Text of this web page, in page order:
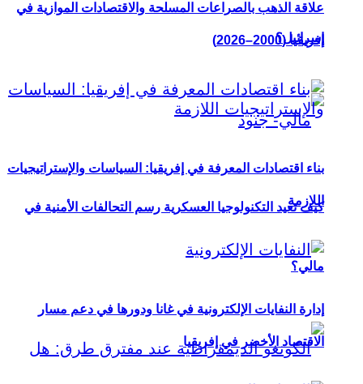
إسرائيل؟
كيف تعيد التكنولوجيا العسكرية رسم التحالفات الأمنية في
مالي؟
علاقة الذهب بالصراعات المسلحة والاقتصادات الموازية في
إفريقيا (2000–2026)
بناء اقتصادات المعرفة في إفريقيا: السياسات والإستراتيجيات
اللازمة
إدارة النفايات الإلكترونية في غانا ودورها في دعم مسار
الاقتصاد الأخضر في إفريقيا